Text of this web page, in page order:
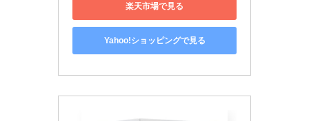
楽天市場で見る
Yahoo!ショッピングで見る